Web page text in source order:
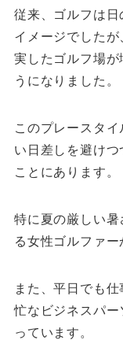
従来、ゴルフは日
イメージでした
実したゴルフ場が
うになりました。
このプレースタ
い日差しを避け
ことにあります。
特に夏の厳しい
る女性ゴルファー
また、平日でも
忙なビジネスパ
っています。